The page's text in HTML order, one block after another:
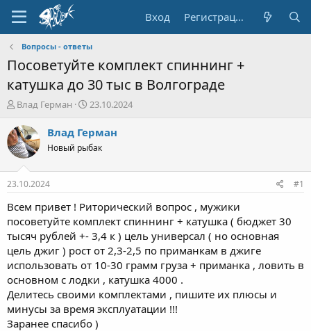
Вход Регистрация
Вопросы - ответы
Посоветуйте комплект спиннинг +
катушка до 30 тыс в Волгограде
А
т
о
р
е
м
ы
Влад Герман
Д
т
а
н
л
23.10.2024
Влад Герман
Новый рыбак
23.10.2024 #1
Всем привет ! Риторический вопрос , мужики
посоветуйте комплект спиннинг + катушка ( бюджет 30
тысяч рублей +- 3,4 к ) цель универсал ( но основная
цель джиг ) рост от 2,3-2,5 по приманкам в джиге
использовать от 10-30 грамм груза + приманка , ловить в
основном с лодки , катушка 4000 .
Делитесь своими комплектами , пишите их плюсы и
минусы за время эксплуатации !!!
Заранее спасибо )